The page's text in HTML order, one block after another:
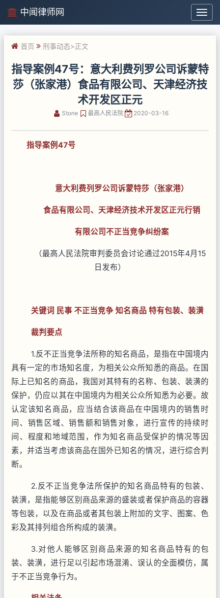
中
闻
律
中闻律师网
首页 刑事动态>正文
指导案例47号：意大利费列罗公司诉蒙特
莎（张家港）食品有限公司、天津经济技
术开发区正元
Stone 最高人民法院 2020-03-16
指导案例47号
意大利费列罗公司诉蒙特莎（张家港）
食品有限公司、天津经济技术开发区正元行销
有限公司不正当竞争纠纷案
（最高人民法院审判委员会讨论通过2015年4月 15
日发布）
关键词 民事 不正当竞争 知名商品 特有包装、装潢
裁判要点
1.反不正当竞争法所称的知名商品，是指在中国境内
具有一定的市场知名度，为相关公众所知悉的商品。在国
际上已知名的商品，我国对其特有的名称、包装、装潢的
保护，仍应以其在中国境内为相关公众所知悉为必要。故
认定该知名商品，应当结合该商品在中国境内的销售时
间、销售区域、销售额和销售对象，进行宣传的持续时
间、程度和地域范围，作为知名商品受保护的情况等因
素，并适当考虑该商品在国外已知名的情况，进行综合判
断。
2.反不正当竞争法所保护的知名商品特有的包装、
装潢，是指能够区别商品来源的盛装或者保护商品的容器
等包装，以及在商品或者其包装上附加的文字、图案、色
彩及其排列组合所构成的装潢。
3.对他人能够区别商品来源的知名商品特有的包
装、装潢，进行足以引起市场混淆、误认的全面模仿，属
于不正当竞争行为。